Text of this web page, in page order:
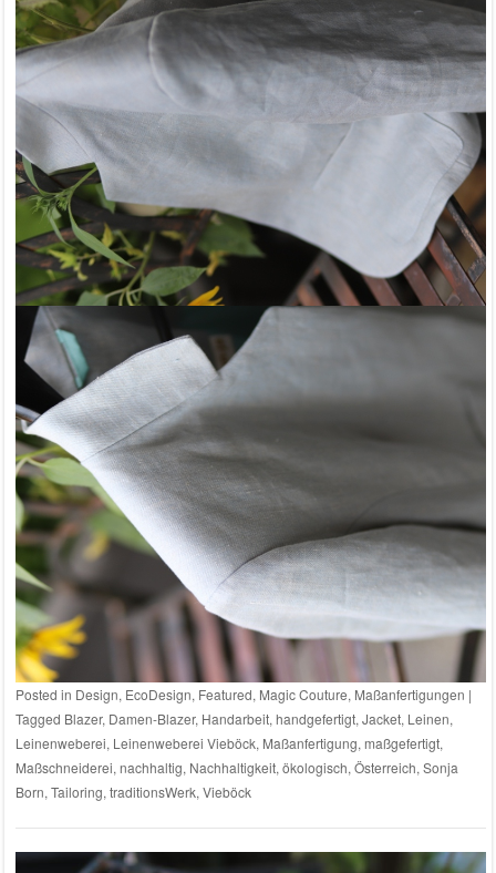
Posted in Design, EcoDesign, Featured, Magic Couture, Maßanfertigungen |
Tagged Blazer, Damen-Blazer, Handarbeit, handgefertigt, Jacket, Leinen,
Leinenweberei, Leinenweberei Vieböck, Maßanfertigung, maßgefertigt,
Maßschneiderei, nachhaltig, Nachhaltigkeit, ökologisch, Österreich, Sonja
Born, Tailoring, traditionsWerk, Vieböck